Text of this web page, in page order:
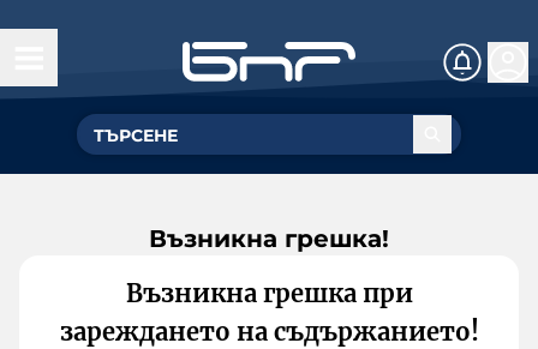
Възникна грешка!
Възникна грешка при
зареждането на съдържанието!